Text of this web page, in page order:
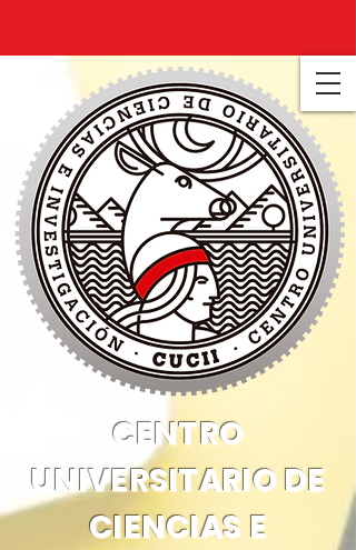
CENTRO
UNIVERSITARIO DE
CIENCIAS E